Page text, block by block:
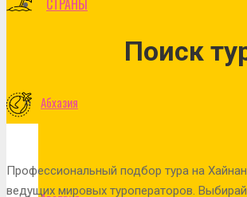
СТРАНЫ
Абхазия
Поиск
Профессиональный подбор тура на
ведущих мировых туроператоров.